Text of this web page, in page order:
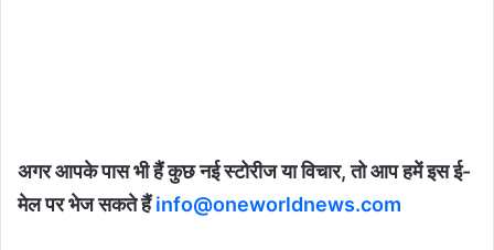
अगर आपके पास भी हैं कुछ नई स्टोरीज या विचार, तो आप हमें इस ई-
मेल पर भेज सकते हैंinfo@oneworldnews.com